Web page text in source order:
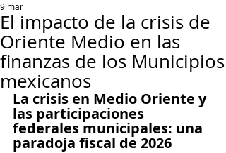
El impacto de la crisis de
Oriente Medio en las
finanzas de los Municipios
mexicanos
9 mar
La crisis en Medio Oriente y
las participaciones
federales municipales: una
paradoja fiscal de 2026